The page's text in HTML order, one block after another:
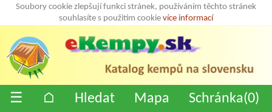
Soubory cookie zlepšují funkci stránek, používáním těchto stránek
souhlasíte s použitím cookie více informací
☰ ⌂ Hledat Mapa Schránka(0)